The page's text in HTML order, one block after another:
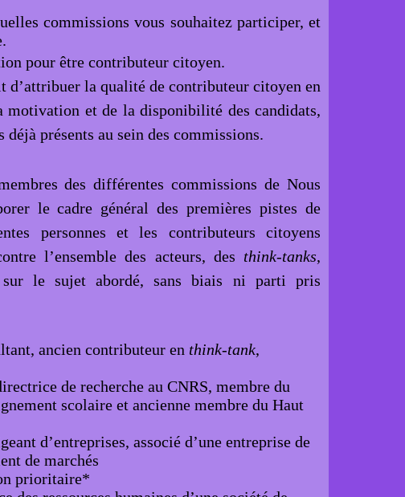
commissions vous souhaitez participer, et
pour être contributeur citoyen.
d’attribuer la qualité de contributeur citoyen en
motivation et de la disponibilité des candidats,
présents au sein des commissions.
des différentes commissions de Nous
le cadre général des premières pistes de
personnes et les contributeurs citoyens
l’ensemble des acteurs, des think-tanks,
le sujet abordé, sans biais ni parti pris
ancien contributeur en think-tank,
de recherche au CNRS, membre du
scolaire et ancienne membre du Haut
d’entreprises, associé d’une entreprise de
de marchés
prioritaire*